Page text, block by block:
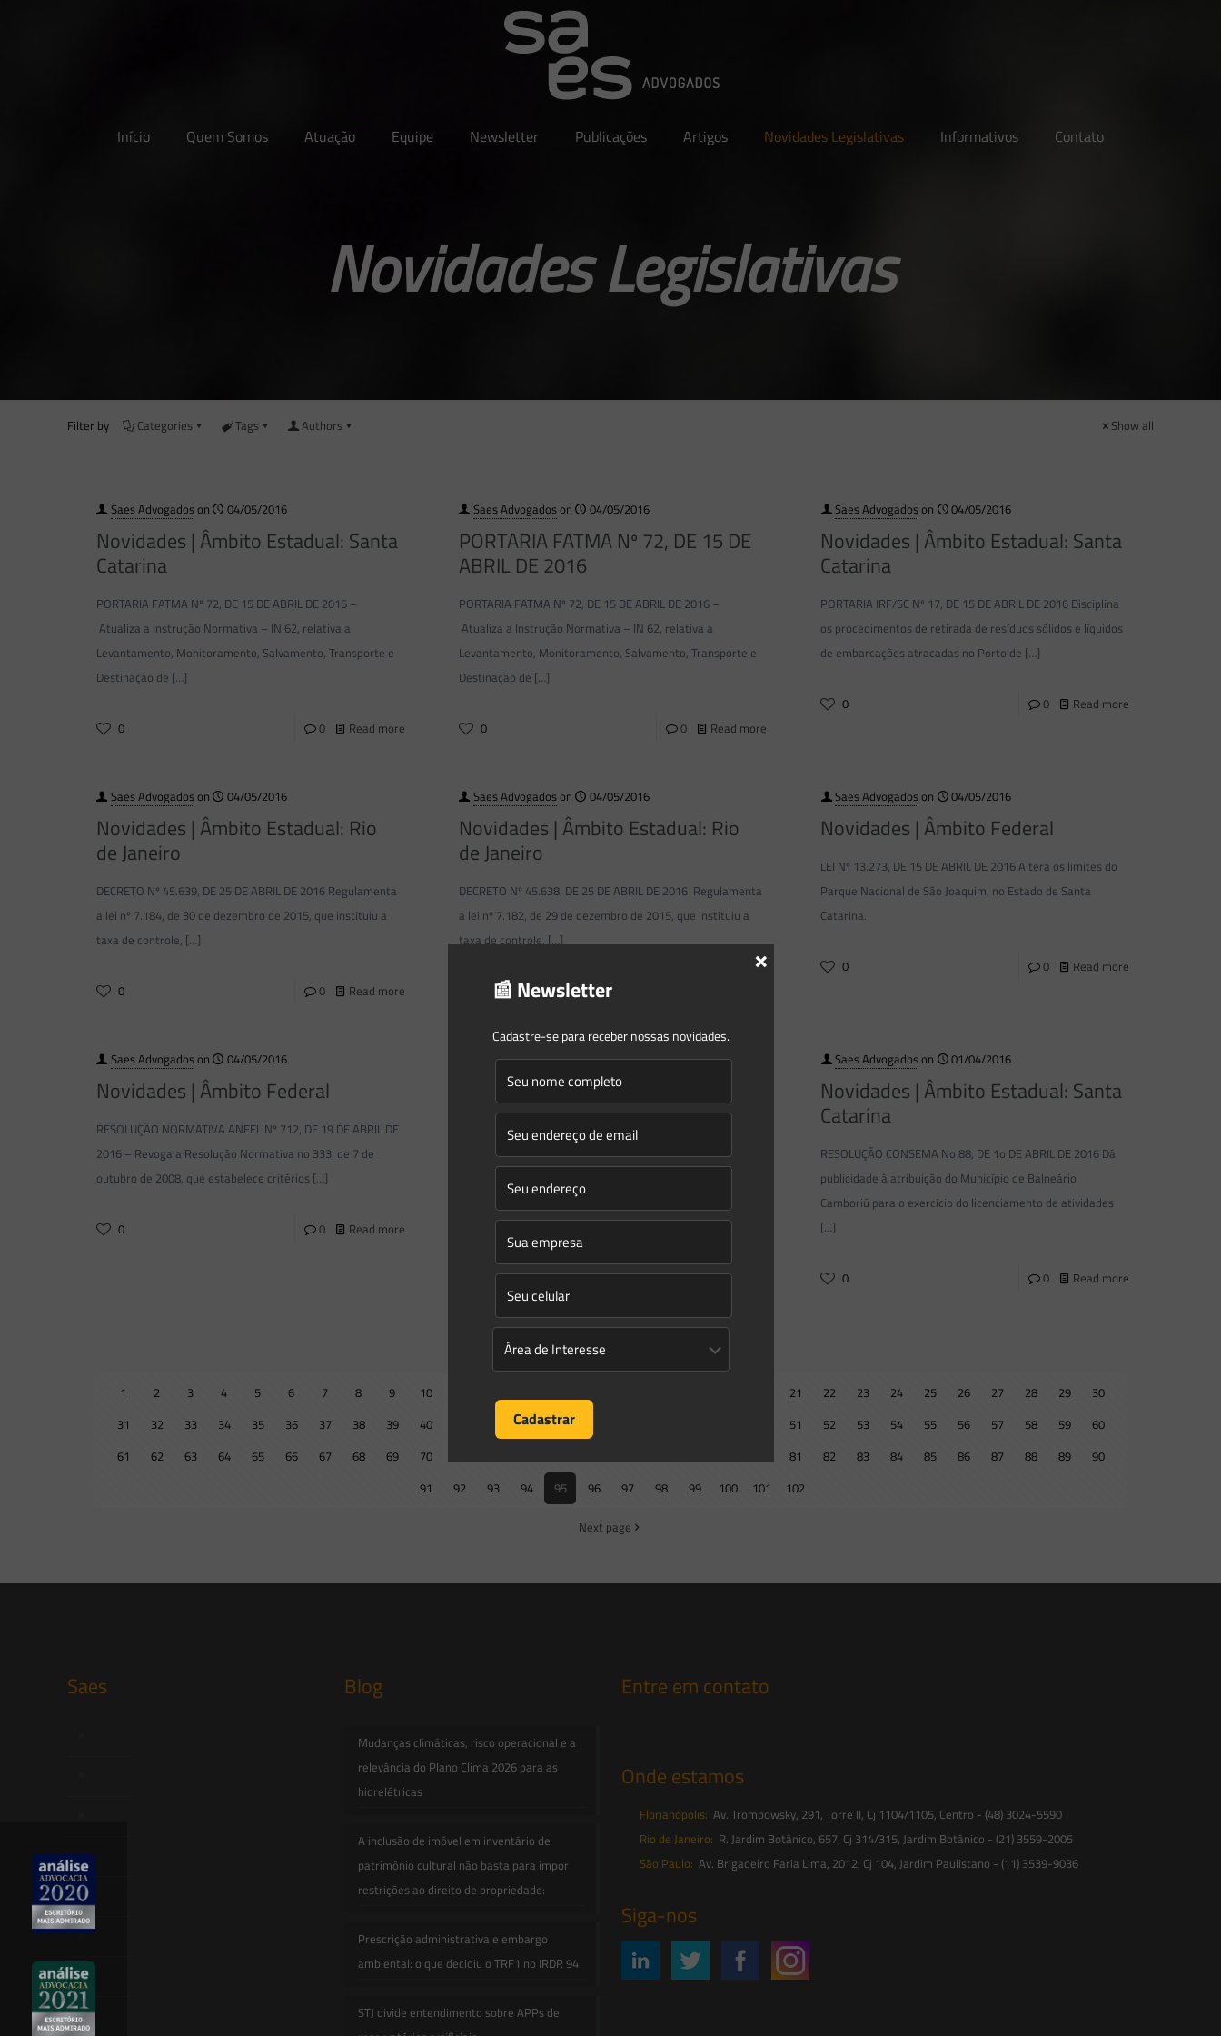
Início Quem Somos Atuação Equipe Newsletter Publicações Artigos Novidades Legislativas Informativos Contato
Novidades Legislativas
Filter by Categories Tags Authors Show all
Saes Advogadoson 04/05/2016
Novidades | Âmbito Estadual: Santa
Catarina
PORTARIA FATMA Nº 72, DE 15 DE ABRIL DE 2016 –
Atualiza a Instrução Normativa – IN 62, relativa a
Levantamento, Monitoramento, Salvamento, Transporte e
Destinação de […]
0 0 Read more
Saes Advogadoson 04/05/2016
PORTARIA FATMA Nº 72, DE 15 DE
ABRIL DE 2016
PORTARIA FATMA Nº 72, DE 15 DE ABRIL DE 2016 –
Atualiza a Instrução Normativa – IN 62, relativa a
Levantamento, Monitoramento, Salvamento, Transporte e
Destinação de […]
0 0 Read more
Saes Advogadoson 04/05/2016
Novidades | Âmbito Estadual: Santa
Catarina
PORTARIA IRF/SC Nº 17, DE 15 DE ABRIL DE 2016 Disciplina
os procedimentos de retirada de resíduos sólidos e líquidos
de embarcações atracadas no Porto de […]
0 0 Read more
Saes Advogadoson 04/05/2016
Novidades | Âmbito Estadual: Rio
de Janeiro
DECRETO Nº 45.639, DE 25 DE ABRIL DE 2016 Regulamenta
a lei nº 7.184, de 30 de dezembro de 2015, que instituiu a
taxa de controle, […]
0 0 Read more
Saes Advogadoson 04/05/2016
Novidades | Âmbito Estadual: Rio
de Janeiro
DECRETO Nº 45.638, DE 25 DE ABRIL DE 2016 Regulamenta
a lei nº 7.182, de 29 de dezembro de 2015, que instituiu a
taxa de controle,[…]
Saes Advogadoson 04/05/2016
Novidades | Âmbito Federal
LEI Nº 13.273, DE 15 DE ABRIL DE 2016 Altera os limites do
Parque Nacional de São Joaquim, no Estado de Santa
Catarina.
0 0 Read more
Saes Advogadoson 04/05/2016
Novidades | Âmbito Federal
RESOLUÇÃO NORMATIVA ANEEL Nº 712, DE 19 DE ABRIL DE
2016 – Revoga a Resolução Normativa no 333, de 7 de
outubro de 2008, que estabelece critérios […]
0 0 Read more
Saes Advogadoson 04/05/2016
RESOLUÇÃO NORMATIVA ANEEL
Nº 712, DE 19 DE ABRIL DE 2016
RESOLUÇÃO NORMATIVA ANEEL Nº 712, DE 19 DE ABRIL DE
outubro de 2008, que estabelece critérios
Saes Advogadoson 01/04/2016
Novidades | Âmbito Estadual: Santa
Catarina
RESOLUÇÃO CONSEMA No 88, DE 1o DE ABRIL DE 2016 Dá
publicidade à atribuição do Município de Balneário
Camboriú para o exercício do licenciamento de atividades
[…]
0 0 Read more
1 2 3 4 5 6 7 8 9 10 21 22 23 24 25 26 27 28 29
30
31
32 33 34 35 36 37 38 39 40 43 44 51 52 53 54 55 56 57 58 59
60
61
62 63 64 65 66 67 68 69 70 81 82 83 84 85 86 87 88 89
90
91
92 93 94 95 96 97 98 99 100 101 102
Next page
Saes Blog
Mudanças climáticas, risco operacional e a
relevância do Plano Clima 2026 para as
hidrelétricas
A inclusão de imóvel em inventário de
patrimônio cultural não basta para impor
restrições ao direito de propriedade:
Prescrição administrativa e embargo
ambiental: o que decidiu o TRF1 no IRDR 94
STJ divide entendimento sobre APPs de
Entre em contato
Onde estamos
Florianópolis: Av. Trompowsky, 291, Torre II, Cj 1104/1105, Centro - (48) 3024-5590
Rio de Janeiro: R. Jardim Botânico, 657, Cj 314/315, Jardim Botânico - (21) 3559-2005
São Paulo: Av. Brigadeiro Faria Lima, 2012, Cj 104, Jardim Paulistano - (11) 3539-9036
Siga-nos
📰 Newsletter
Cadastre-se para receber nossas novidades.
×